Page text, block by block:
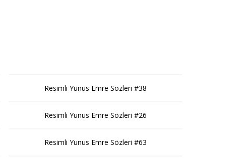
Resimli Yunus Emre Sözleri #38
Resimli Yunus Emre Sözleri #26
Resimli Yunus Emre Sözleri #63